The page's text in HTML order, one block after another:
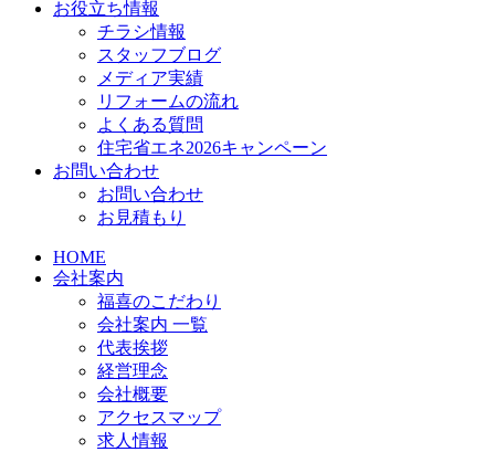
お役立ち情報
チラシ情報
スタッフブログ
メディア実績
リフォームの流れ
よくある質問
住宅省エネ2026キャンペーン
お問い合わせ
お問い合わせ
お見積もり
HOME
会社案内
福喜のこだわり
会社案内 一覧
代表挨拶
経営理念
会社概要
アクセスマップ
求人情報